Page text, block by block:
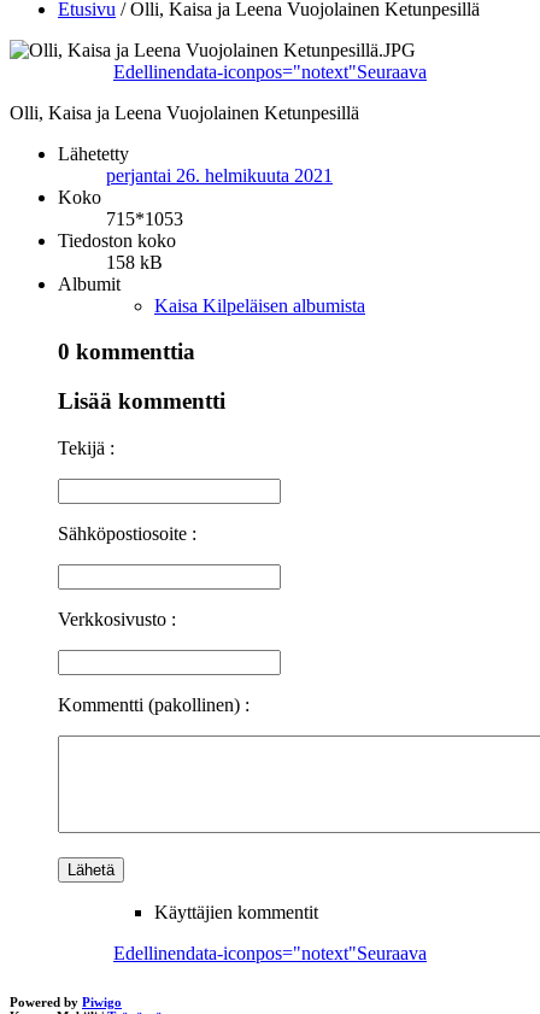
Etusivu /Olli, Kaisa ja Leena Vuojolainen Ketunpesillä
Edellinendata-iconpos="notext"Seuraava
Olli, Kaisa ja Leena Vuojolainen Ketunpesillä
Lähetetty
perjantai 26. helmikuuta 2021
Koko
715*1053
Tiedoston koko
158 kB
Albumit
Kaisa Kilpeläisen albumista
0 kommenttia
Lisää kommentti
Tekijä :
Sähköpostiosoite :
Verkkosivusto :
Kommentti (pakollinen) :
Käyttäjien kommentit
Edellinendata-iconpos="notext"Seuraava
Powered by Piwigo